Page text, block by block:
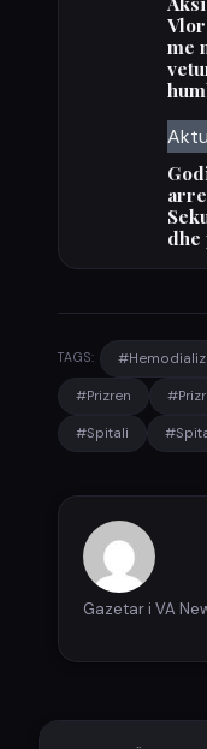
me
dhe
TAGS:
#Prizren
#Spitali
Gazetar i VA